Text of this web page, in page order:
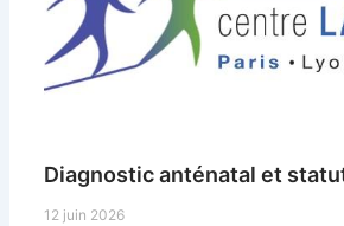
Diagnostic anténatal et
12 juin 2026